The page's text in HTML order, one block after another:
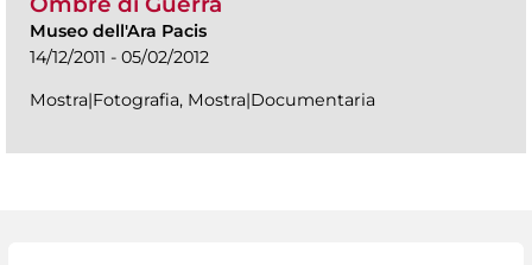
Museo dell'Ara Pacis
14/12/2011 - 05/02/2012
Mostra|Fotografia, Mostra|Documentaria